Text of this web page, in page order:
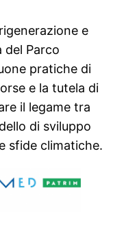
e
del Parco
pratiche di
e la tutela di
il legame tra
di sviluppo
sfide climatiche.